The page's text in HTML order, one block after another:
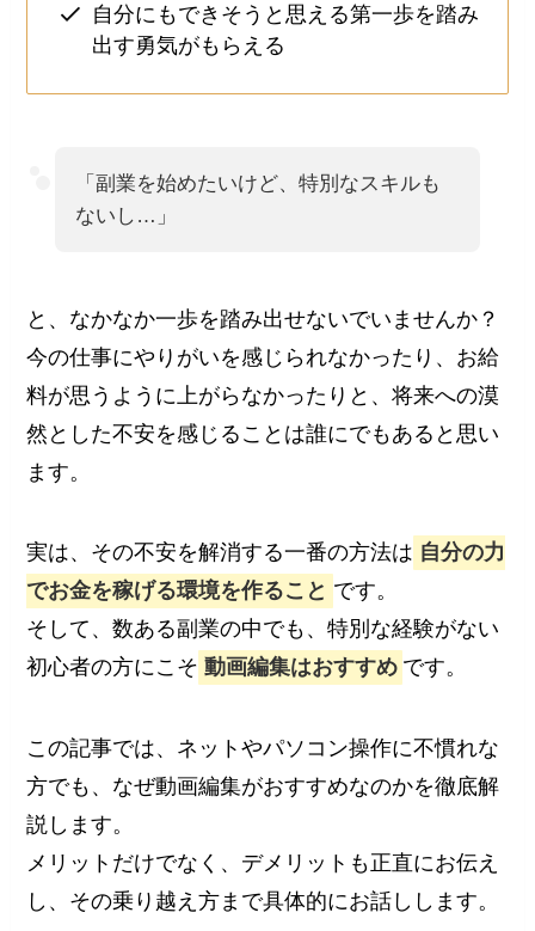
自分にもできそうと思える第一歩を踏み
出す勇気がもらえる
「副業を始めたいけど、特別なスキルも
ないし…」
と、なかなか一歩を踏み出せないでいませんか？
今の仕事にやりがいを感じられなかったり、お給
料が思うように上がらなかったりと、将来への漠
然とした不安を感じることは誰にでもあると思い
ます。
実は、その不安を解消する一番の方法は 自分の力
でお金を稼げる環境を作ること です。
そして、数ある副業の中でも、特別な経験がない
初心者の方にこそ 動画編集はおすすめ です。
この記事では、ネットやパソコン操作に不慣れな
方でも、なぜ動画編集がおすすめなのかを徹底解
説します。
メリットだけでなく、デメリットも正直にお伝え
し、その乗り越え方まで具体的にお話しします。